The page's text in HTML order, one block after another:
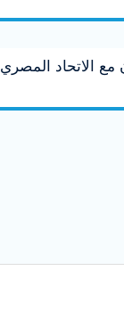
الاتحاد المصري